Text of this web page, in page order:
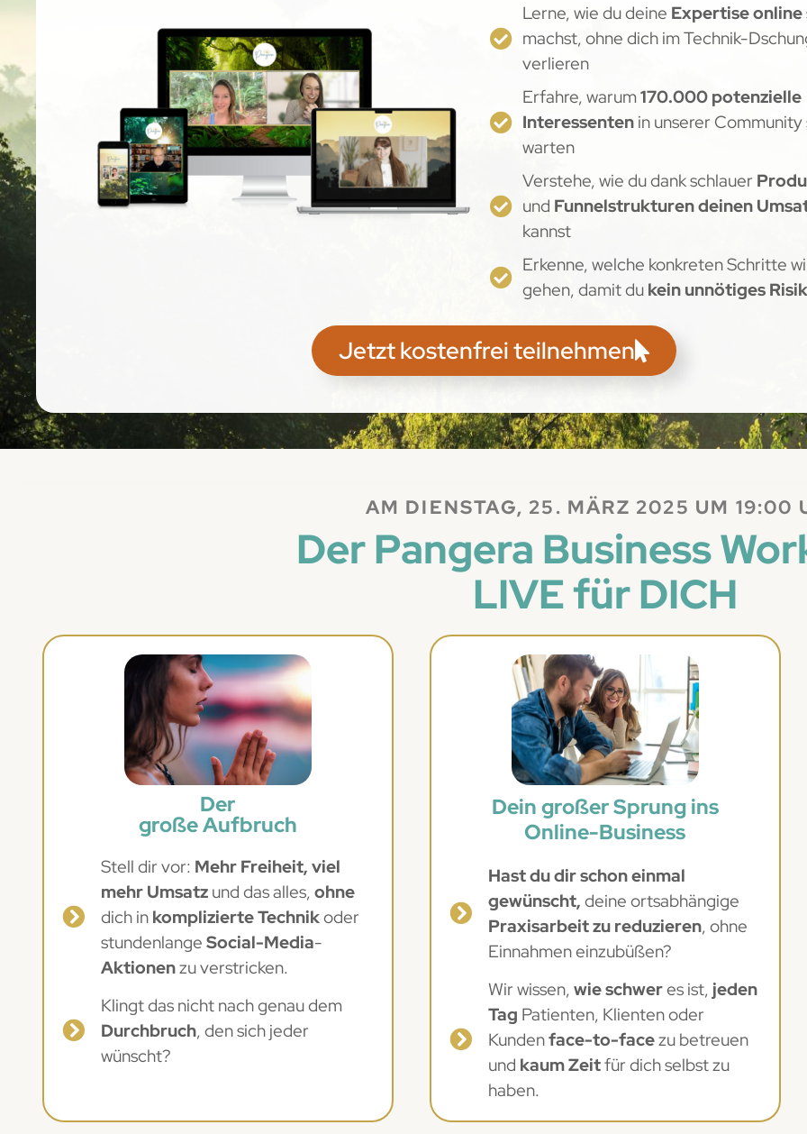
Lerne, wie du deine Expertise
machst, ohne dich im Technik-
verlieren
Erfahre, warum170.000 potenzielle
Interessentenin unserer Community
warten
Verstehe, wie du dank schlauer
und Funnelstrukturen deinen
kannst
Erkenne, welche konkreten Schritte
gehen, damit dukein unnötiges
Jetzt kostenfrei teilnehmen
AM DIENSTAG, 25. MÄRZ 2025 UM 19:00
Der Pangera Business
LIVE für DICH
Der
große Aufbruch
Stell dir vor: Mehr Freiheit, viel
mehr Umsatzund das alles,ohne
dich inkomplizierte Technikoder
stundenlangeSocial-Media-
Aktionenzu verstricken.
Klingt das nicht nach genau dem
Durchbruch, den sich jeder
wünscht?
Dein großer Sprung ins
Online-Business
Hast du dir schon einmal
gewünscht,deine ortsabhängige
Praxisarbeit zu reduzieren, ohne
Einnahmen einzubüßen?
Wir wissen,wie schweres ist, jeden
Tag Patienten, Klienten oder
Kundenface-to-facezu betreuen
und kaum Zeitfür dich selbst zu
haben.